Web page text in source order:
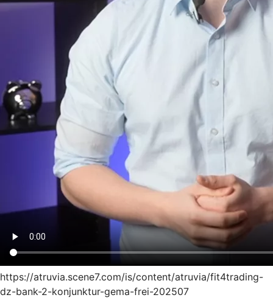
https://atruvia.scene7.com/is/content/atruvia/fit4trading-
dz-bank-2-konjunktur-gema-frei-202507